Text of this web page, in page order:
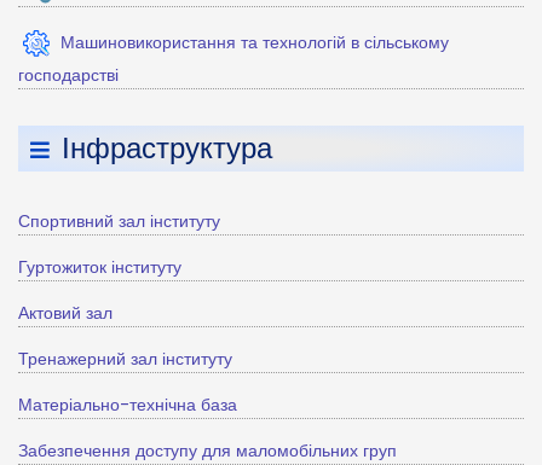
Машиновикористання та технологій в сільському
господарстві
Інфраструктура
Спортивний зал інституту
Гуртожиток інституту
Актовий зал
Тренажерний зал інституту
Матеріально-технічна база
Забезпечення доступу для маломобільних груп